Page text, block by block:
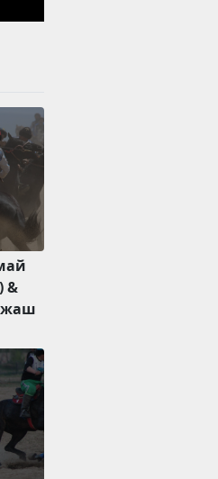
&
жаш